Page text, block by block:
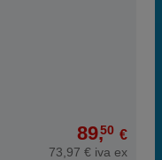
89,50 €
73,97 € iva ex